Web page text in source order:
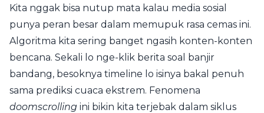
Kita nggak bisa nutup mata kalau media sosial
punya peran besar dalam memupuk rasa cemas ini.
Algoritma kita sering banget ngasih konten-konten
bencana. Sekali lo nge-klik berita soal banjir
bandang, besoknya timeline lo isinya bakal penuh
sama prediksi cuaca ekstrem. Fenomena
doomscrolling ini bikin kita terjebak dalam siklus